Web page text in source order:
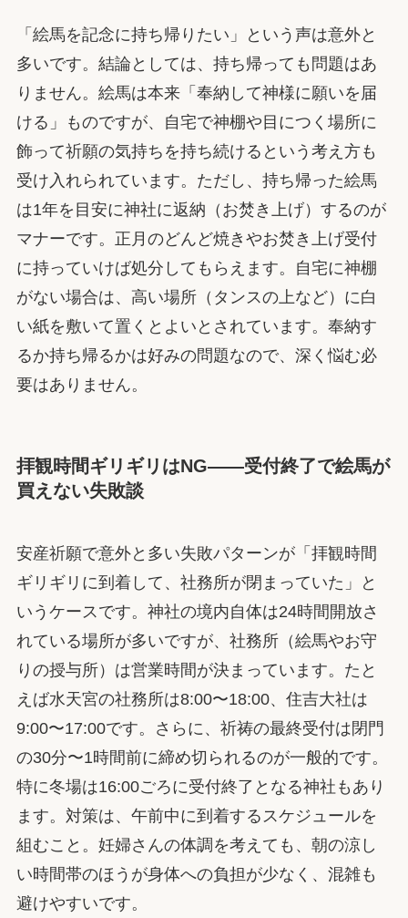
「絵馬を記念に持ち帰りたい」という声は意外と
多いです。結論としては、持ち帰っても問題はあ
りません。絵馬は本来「奉納して神様に願いを届
ける」ものですが、自宅で神棚や目につく場所に
飾って祈願の気持ちを持ち続けるという考え方も
受け入れられています。ただし、持ち帰った絵馬
は1年を目安に神社に返納（お焚き上げ）するのが
マナーです。正月のどんど焼きやお焚き上げ受付
に持っていけば処分してもらえます。自宅に神棚
がない場合は、高い場所（タンスの上など）に白
い紙を敷いて置くとよいとされています。奉納す
るか持ち帰るかは好みの問題なので、深く悩む必
要はありません。
拝観時間ギリギリはNG——受付終了で絵馬が
買えない失敗談
安産祈願で意外と多い失敗パターンが「拝観時間
ギリギリに到着して、社務所が閉まっていた」と
いうケースです。神社の境内自体は24時間開放さ
れている場所が多いですが、社務所（絵馬やお守
りの授与所）は営業時間が決まっています。たと
えば水天宮の社務所は8:00〜18:00、住吉大社は
9:00〜17:00です。さらに、祈祷の最終受付は閉門
の30分〜1時間前に締め切られるのが一般的です。
特に冬場は16:00ごろに受付終了となる神社もあり
ます。対策は、午前中に到着するスケジュールを
組むこと。妊婦さんの体調を考えても、朝の涼し
い時間帯のほうが身体への負担が少なく、混雑も
避けやすいです。